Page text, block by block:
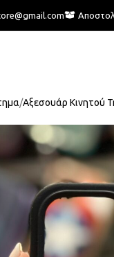
Αξεσουάρ Κινητού